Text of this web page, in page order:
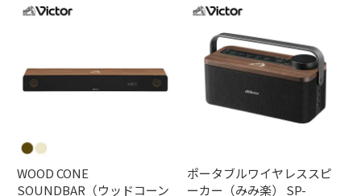
WOOD CONE
SOUNDBAR（ウッドコーン
ポータブルワイヤレススピ
ーカー（みみ楽） SP-